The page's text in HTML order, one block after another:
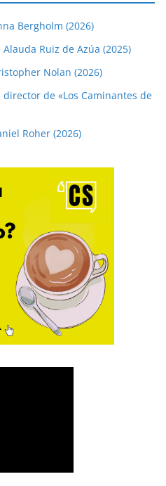
Bergholm (2026)
Ruiz de Azúa (2025)
Nolan (2026)
de «Los Caminantes de
Roher (2026)